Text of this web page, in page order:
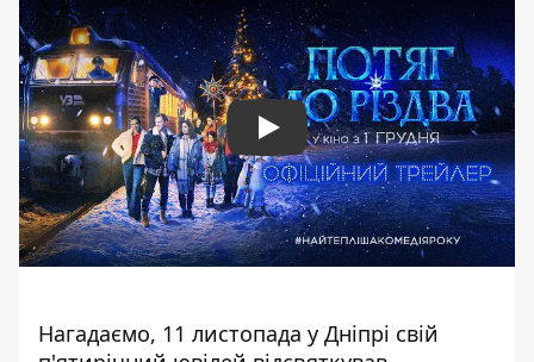
Play
Нагадаємо, 11 листопада у Дніпрі свій